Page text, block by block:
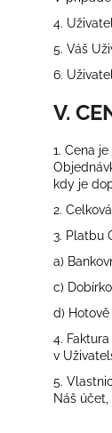
4.
5. Váš
6.
V.
1. Cena
kdy je
2.
3. Platbu
a)
c)
d)
4.
v
5.
Náš